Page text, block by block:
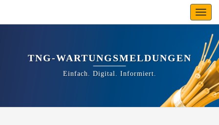
Toggle
TNG-WARTUNGSMELDUNGEN
Einfach. Digital. Informiert.